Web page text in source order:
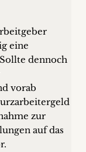
eine
dennoch
vorab
zur
auf das